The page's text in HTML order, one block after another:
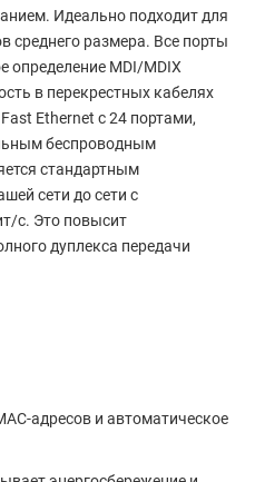
Идеально подходит для
среднего размера. Все порты
определение MDI/MDIX
в перекрестных кабелях
Ethernet с 24 портами,
беспроводным
стандартным
сети до сети с
с. Это повысит
дуплекса передачи
адресов и автоматическое